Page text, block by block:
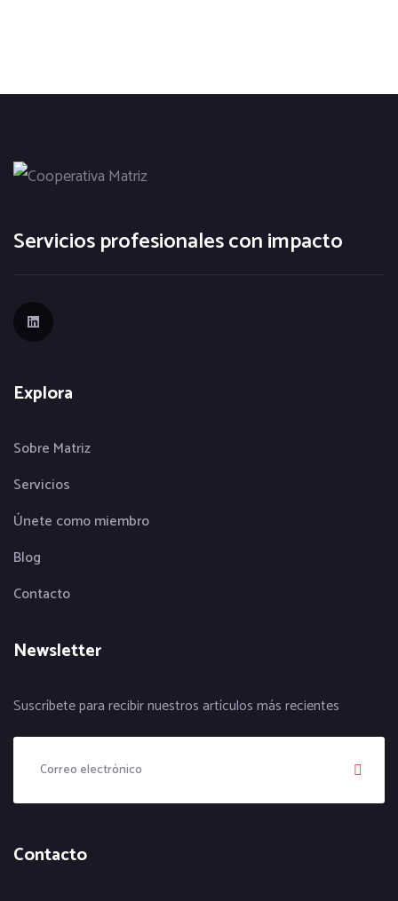
Servicios profesionales con impacto
Explora
Sobre Matriz
Servicios
Únete como miembro
Blog
Contacto
Newsletter
Suscríbete para recibir nuestros artículos más recientes
Contacto